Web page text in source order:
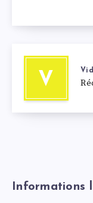
V
Informations